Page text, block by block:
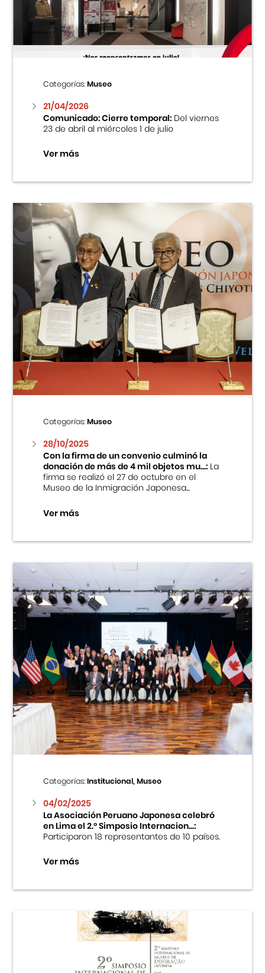
Centro Cultural Peruano Japonés
Museo de la Inmigración Japonesa
Fondo Editorial
Teatro Peruano Japonés
Categorías:Museo
21/04/2026
Comunicado: Cierre temporal:Del viernes
23 de abril al miércoles 1 de julio
Ver más
Categorías:Museo
28/10/2025
Con la firma de un convenio culminó la
donación de más de 4 mil objetos mu...:La
firma se realizó el 27 de octubre en el
Museo de la Inmigración Japonesa...
Ver más
Categorías:Institucional, Museo
04/02/2025
La Asociación Peruano Japonesa celebró
en Lima el 2.º Simposio Internacion...:
Participaron 18 representantes de 10 países.
Ver más